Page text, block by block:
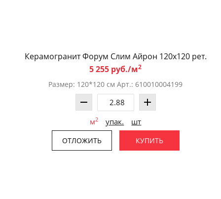
Керамогранит Форум Слим Айрон 120x120 рет.
5 255 руб./м2
Размер: 120*120 см Арт.: 610010004199
м2 упак. шт
ОТЛОЖИТЬ КУПИТЬ